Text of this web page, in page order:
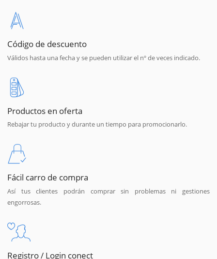
Código de descuento
Válidos hasta una fecha y se pueden utilizar el nº de veces indicado.
Productos en oferta
Rebajar tu producto y durante un tiempo para promocionarlo.
Fácil carro de compra
Así tus clientes podrán comprar sin problemas ni gestiones
engorrosas.
Registro / Login conect